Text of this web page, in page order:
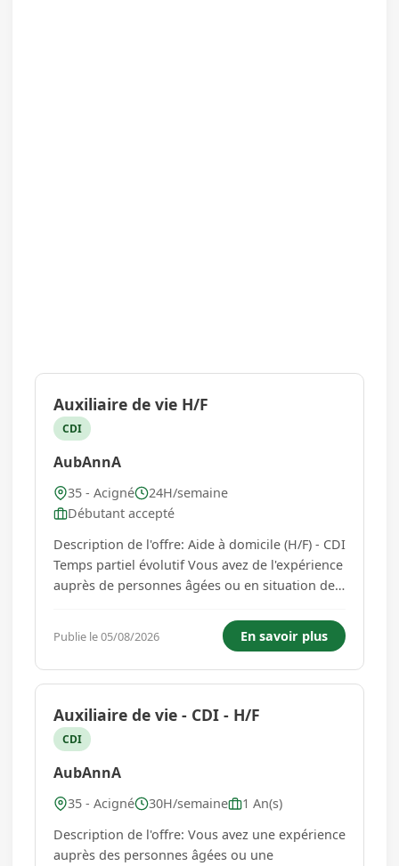
Auxiliaire de vie H/F
CDI
AubAnnA
35 - Acigné
24H/semaine
Débutant accepté
Description de l'offre: Aide à domicile (H/F) - CDI
Temps partiel évolutif Vous avez de l'expérience
auprès de personnes âgées ou en situation de
secteur de l'aide à domicile ? L'agence AubAnnA,
basée à Cesson-Sévigné (35510), recrute un(e)
aid...
Publie le 05/08/2026 En savoir plus
Auxiliaire de vie - CDI - H/F
CDI
AubAnnA
35 - Acigné 30H/semaine
1 An(s)
Description de l'offre: Vous avez une expérience
auprès des personnes âgées ou une